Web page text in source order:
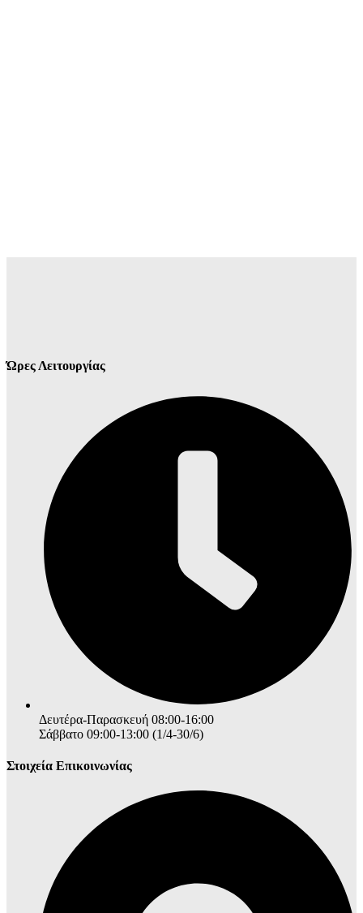
Ώρες Λειτουργίας
Δευτέρα-Παρασκευή 08:00-16:00
Σάββατο 09:00-13:00 (1/4-30/6)
Στοιχεία Επικοινωνίας